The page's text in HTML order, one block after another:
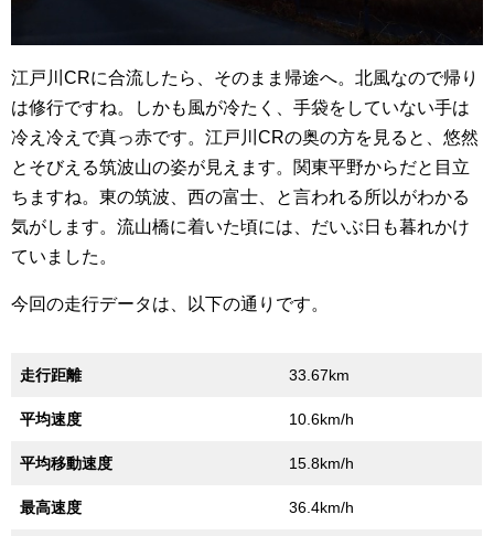
江戸川CRに合流したら、そのまま帰途へ。北風なので帰り
は修行ですね。しかも風が冷たく、手袋をしていない手は
冷え冷えで真っ赤です。江戸川CRの奥の方を見ると、悠然
とそびえる筑波山の姿が見えます。関東平野からだと目立
ちますね。東の筑波、西の富士、と言われる所以がわかる
気がします。流山橋に着いた頃には、だいぶ日も暮れかけ
ていました。
今回の走行データは、以下の通りです。
走行距離 33.67km
平均速度 10.6km/h
平均移動速度 15.8km/h
最高速度 36.4km/h